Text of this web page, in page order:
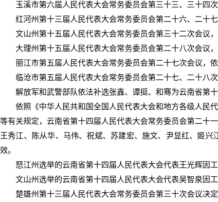
玉溪市第六届人民代表大会常务委员会第三十三、三十四
红河州第十三届人民代表大会常务委员会第二十六、二十
文山州第十五届人民代表大会常务委员会第三十二次会议
大理州第十五届人民代表大会常务委员会第二十八次会议
丽江市第五届人民代表大会常务委员会第二十七次会议，
临沧市第五届人民代表大会常务委员会第二十七、二十八
解放军和武警部队依法补选张鑫、谭挺、和骞为云南省第
依照《中华人民共和国全国人民代表大会和地方各级人民
等有关规定，云南省第十四届人民代表大会常务委员会第二十
王秀江、陈从华、马伟、祝斌、苏建宏、施文、尹显红、姬
效。
怒江州选举的云南省第十四届人民代表大会代表王光辉因
文山州选举的云南省第十四届人民代表大会代表吴智泉因
楚雄州第十三届人民代表大会常务委员会第三十次会议决